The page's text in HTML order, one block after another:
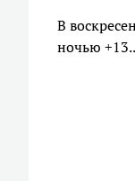
В
ночью